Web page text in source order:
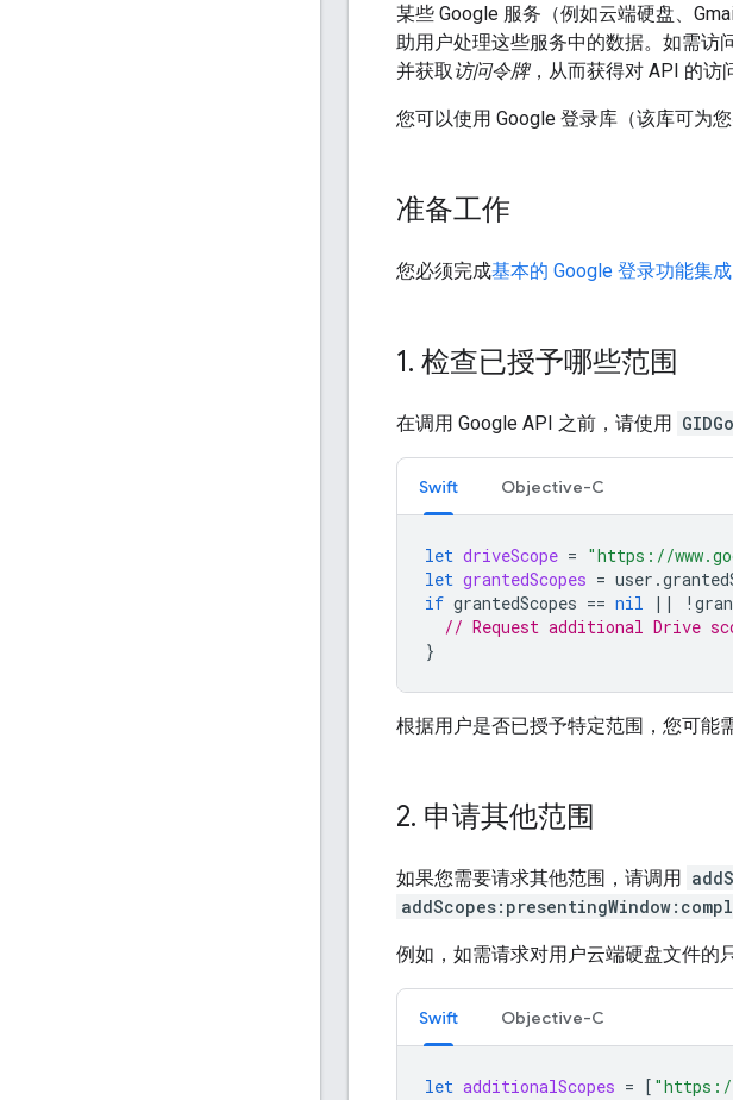
某些 Google 服务（例如云端硬盘、
助用户处理这些服务中的数据。如需访
并获取 访问令牌，从而获得对 API 的访
您可以使用 Google 登录库（该库可为
准备工作
您必须完成基本的 Google 登录功能集成
1. 检查已授予哪些范围
在调用 Google API 之前，请使用
Swift Objective-C
let driveScope = "https://
let grantedScopes = user .
if grantedScopes == nil || !
// Request additional Drive
}
根据用户是否已授予特定范围，您可能
2. 申请其他范围
如果您需要请求其他范围，请调用
例如，如需请求对用户云端硬盘文件的
Swift Objective-C
let additionalScopes = [ "https://